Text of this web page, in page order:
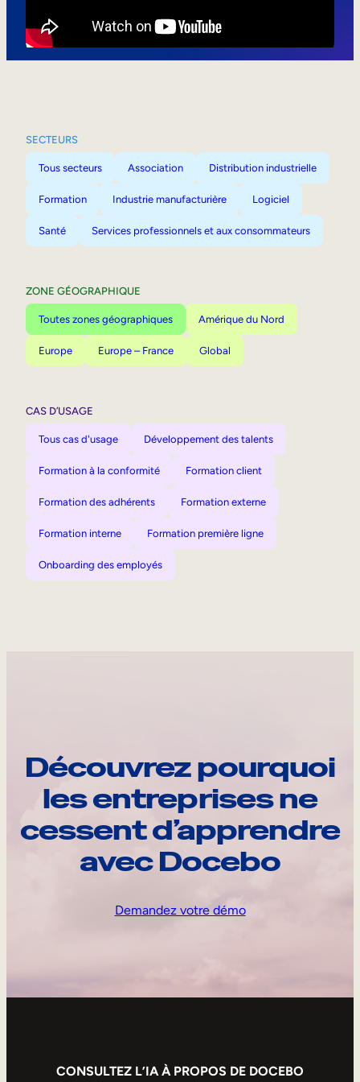
SECTEURS
Tous secteurs Association Distribution industrielle
Formation Industrie manufacturière Logiciel
Santé Services professionnels et aux consommateurs
ZONE GÉOGRAPHIQUE
Toutes zones géographiques Amérique du Nord
Europe Europe – France Global
CAS D’USAGE
Tous cas d'usage Développement des talents
Formation à la conformité Formation client
Formation des adhérents Formation externe
Formation interne Formation première ligne
Onboarding des employés
Découvrez pourquoi
les entreprises ne
cessent d’apprendre
avec Docebo
Demandez votre démo
CONSULTEZ L’IA À PROPOS DE DOCEBO